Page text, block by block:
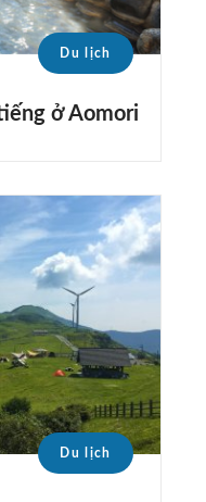
Du lịch
ở Aomori
Du lịch